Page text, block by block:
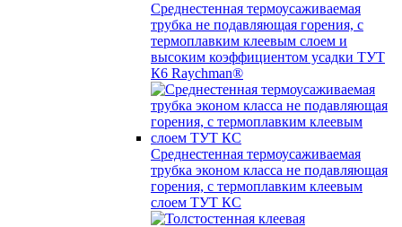
Среднестенная термоусаживаемая
трубка не подавляющая горения, с
термоплавким клеевым слоем и
высоким коэффициентом усадки ТУТ
К6 Raychman®
Среднестенная термоусаживаемая
трубка эконом класса не подавляющая
горения, с термоплавким клеевым
слоем ТУТ КС